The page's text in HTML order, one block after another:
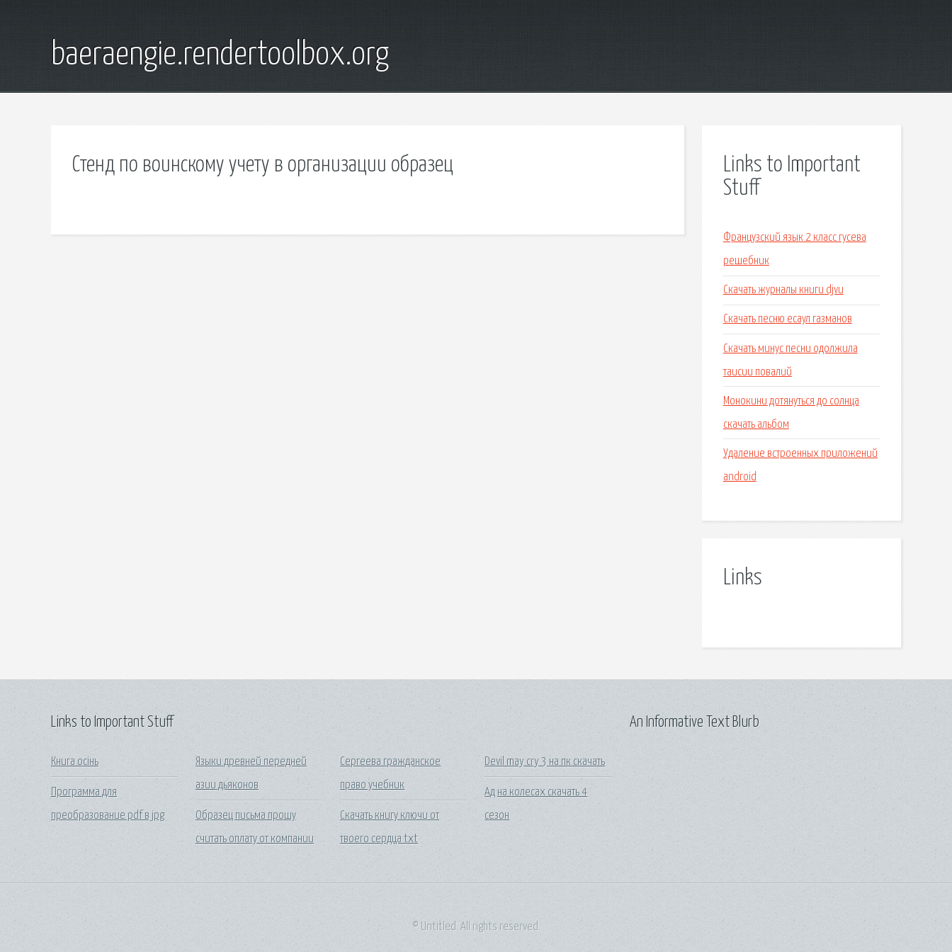
baeraengie.rendertoolbox.org
Стенд по воинскому учету в организации образец
Links to Important
Stuff
Французский язык 2 класс гусева
решебник
Скачать журналы книги djvu
Скачать песню есаул газманов
Скачать минус песни одолжила
таисии повалий
Монокини дотянуться до солнца
скачать альбом
Удаление встроенных приложений
android
Links
Links to Important Stuff
Книга осінь
Программа для
преобразование pdf в jpg
Языки древней передней
азии дьяконов
Образец письма прошу
считать оплату от компании
Сергеева гражданское
право учебник
Скачать книгу ключи от
твоего сердца txt
Devil may cry 3 на пк скачать
Ад на колесах скачать 4
сезон
An Informative Text Blurb
© Untitled. All rights reserved.